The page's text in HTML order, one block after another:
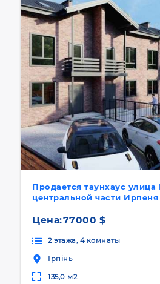
Продается таунхаус улица
центральной части Ирпеня
Цена:77000 $
2 этажа, 4 комнаты
Ірпінь
135,0 м2